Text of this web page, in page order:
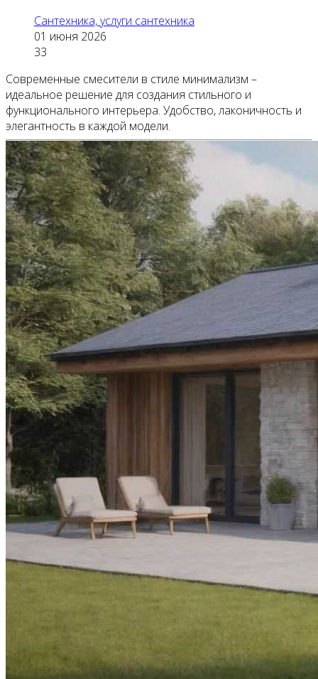
Сантехника, услуги сантехника
01 июня 2026
33
Современные смесители в стиле минимализм –
идеальное решение для создания стильного и
функционального интерьера. Удобство, лаконичность и
элегантность в каждой модели.